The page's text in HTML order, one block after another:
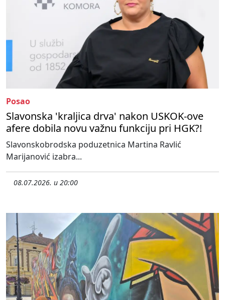
Posao
Slavonska 'kraljica drva' nakon USKOK-ove
afere dobila novu važnu funkciju pri HGK?!
Slavonskobrodska poduzetnica Martina Ravlić
Marijanović izabra...
08.07.2026. u 20:00